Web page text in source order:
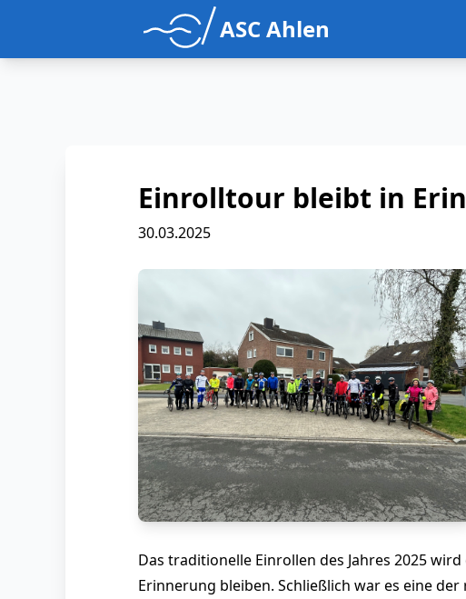
ASC Ahlen
Einrolltour bleibt in
30.03.2025
Das traditionelle Einrollen des Jahres 2025
Erinnerung bleiben. Schließlich war es eine